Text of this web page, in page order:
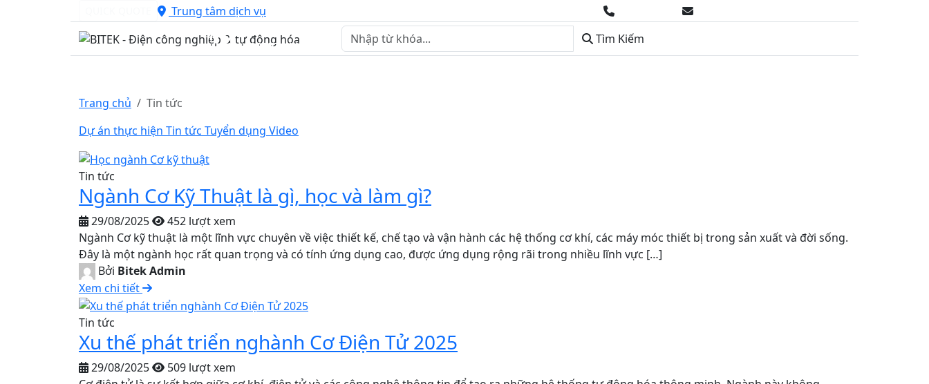
Trung tâm dịch vụ
0985779119
Tìm Kiếm
Trang chủ
Tin tức
Dự án thực hiện Tin tức Tuyển dụng Video
Tin tức
Ngành Cơ Kỹ Thuật là gì, học và làm gì?
29/08/2025
452 lượt xem
Ngành Cơ kỹ thuật là một lĩnh vực chuyên về việc thiết kế, chế tạo và vận hành các hệ thống cơ khí, các máy móc thiết bị trong sản xuất và đời sống.
Đây là một ngành học rất quan trọng và có tính ứng dụng cao, được ứng dụng rộng rãi trong nhiều lĩnh vực […]
Bởi Bitek Admin
Xem chi tiết
Tin tức
Xu thế phát triển nghành Cơ Điện Tử 2025
29/08/2025
509 lượt xem